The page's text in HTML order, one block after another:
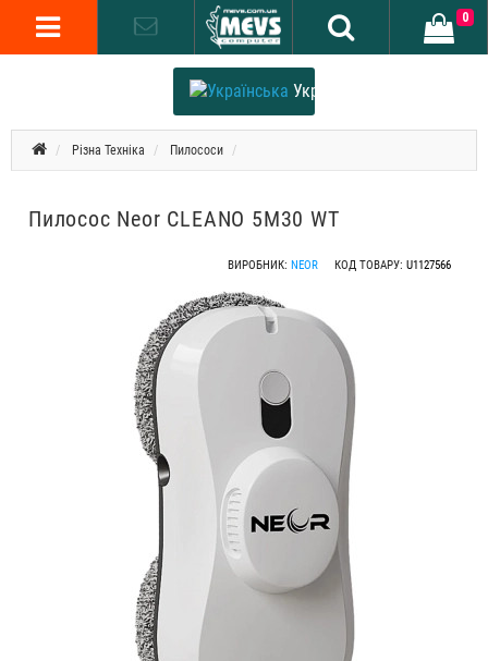
Українська
0
Різна Техніка Пилососи
Пилосос Neor CLEANO 5M30 WT
ВИРОБНИК: NEOR КОД ТОВАРУ: U1127566